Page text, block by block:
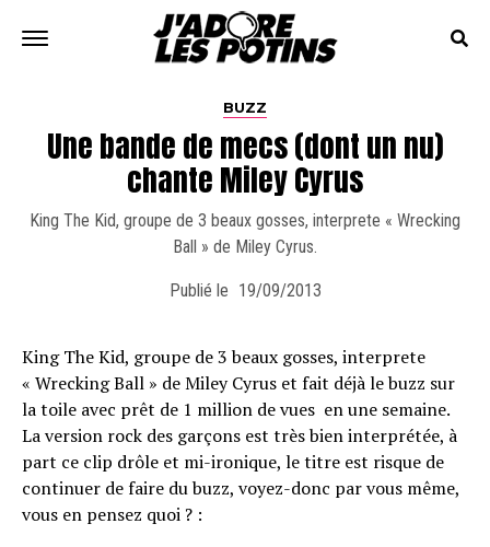
BUZZ
Une bande de mecs (dont un nu)
chante Miley Cyrus
King The Kid, groupe de 3 beaux gosses, interprete « Wrecking
Ball » de Miley Cyrus.
Publié le 19/09/2013
King The Kid, groupe de 3 beaux gosses, interprete
« Wrecking Ball » de Miley Cyrus et fait déjà le buzz sur
la toile avec prêt de 1 million de vues en une semaine.
La version rock des garçons est très bien interprétée, à
part ce clip drôle et mi-ironique, le titre est risque de
continuer de faire du buzz, voyez-donc par vous même,
vous en pensez quoi ? :